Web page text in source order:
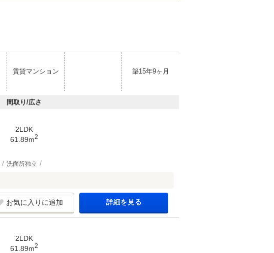
賃貸マンション 築15年9ヶ月
間取り/広さ
2LDK
61.89m2
洗面所独立
お気に入りに追加 詳細を見る
2LDK
61.89m2